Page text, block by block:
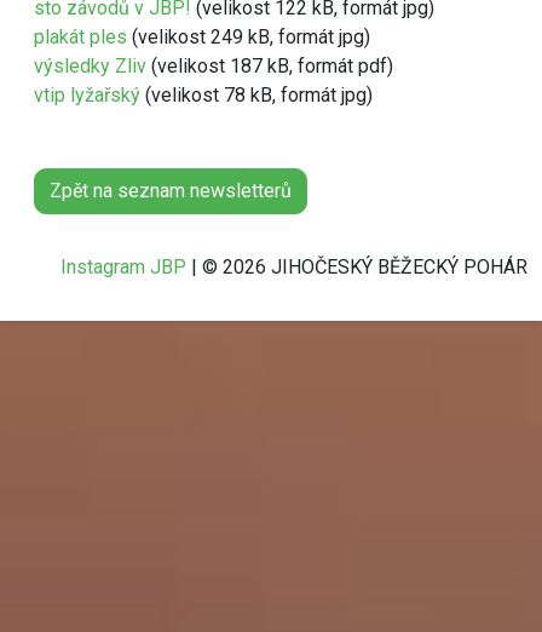
sto závodů v JBP! (velikost 122 kB, formát jpg)
plakát ples (velikost 249 kB, formát jpg)
výsledky Zliv (velikost 187 kB, formát pdf)
vtip lyžařský (velikost 78 kB, formát jpg)
Zpět na seznam newsletterů
Instagram JBP | © 2026 JIHOČESKÝ BĚŽECKÝ POHÁR